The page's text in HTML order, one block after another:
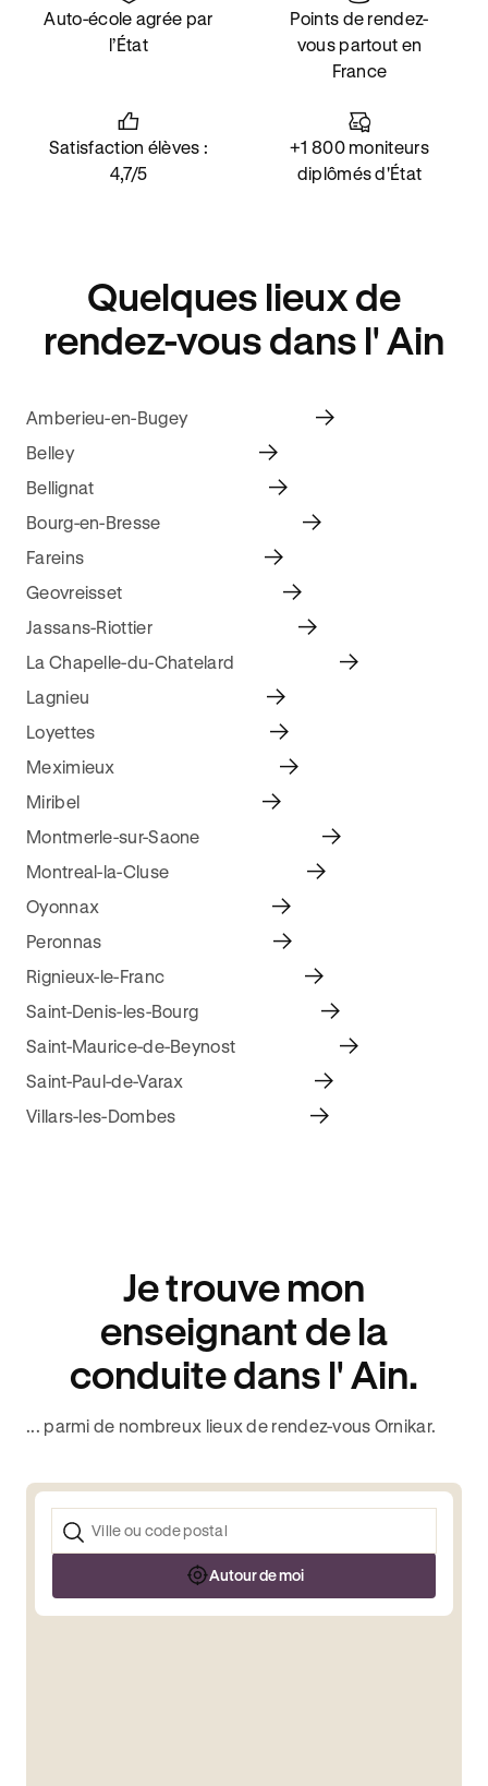
Auto-école agrée par
l’État
Points de rendez-
vous partout en
France
Satisfaction élèves :
4,7/5
+1 800 moniteurs
diplômés d'État
Quelques lieux de
rendez-vous dans l' Ain
Amberieu-en-Bugey
Belley
Bellignat
Bourg-en-Bresse
Fareins
Geovreisset
Jassans-Riottier
La Chapelle-du-Chatelard
Lagnieu
Loyettes
Meximieux
Miribel
Montmerle-sur-Saone
Montreal-la-Cluse
Oyonnax
Peronnas
Rignieux-le-Franc
Saint-Denis-les-Bourg
Saint-Maurice-de-Beynost
Saint-Paul-de-Varax
Villars-les-Dombes
Je trouve mon
enseignant de la
conduite dans l' Ain.
... parmi de nombreux lieux de rendez-vous Ornikar.
Autour de moi